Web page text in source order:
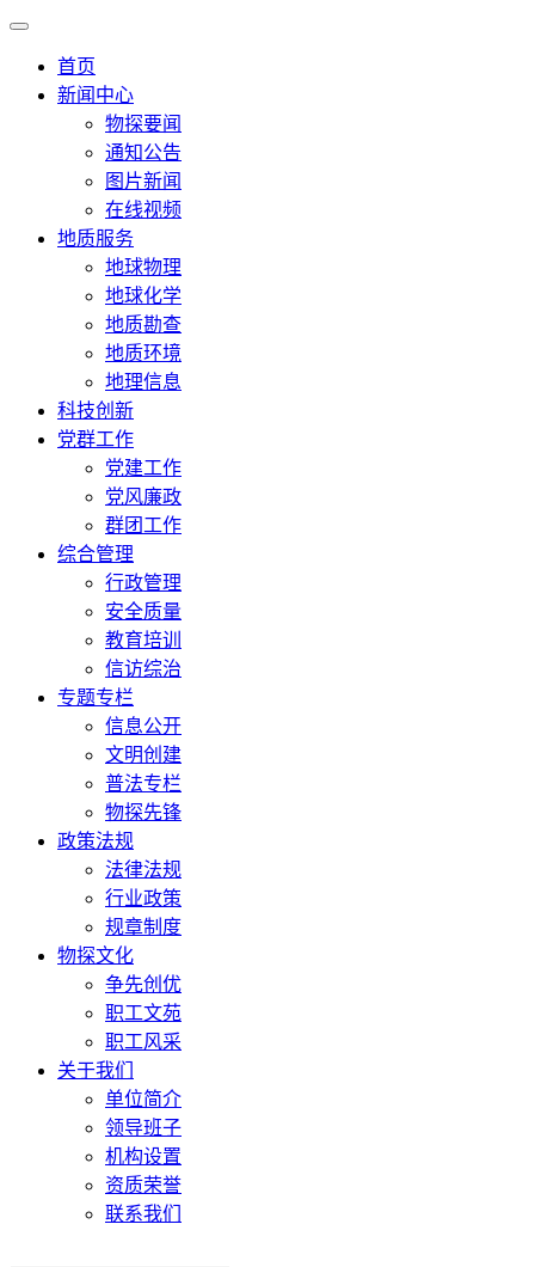
首页
新闻中心
物探要闻
通知公告
图片新闻
在线视频
地质服务
地球物理
地球化学
地质勘查
地质环境
地理信息
科技创新
党群工作
党建工作
党风廉政
群团工作
综合管理
行政管理
安全质量
教育培训
信访综治
专题专栏
信息公开
文明创建
普法专栏
物探先锋
政策法规
法律法规
行业政策
规章制度
物探文化
争先创优
职工文苑
职工风采
关于我们
单位简介
领导班子
机构设置
资质荣誉
联系我们